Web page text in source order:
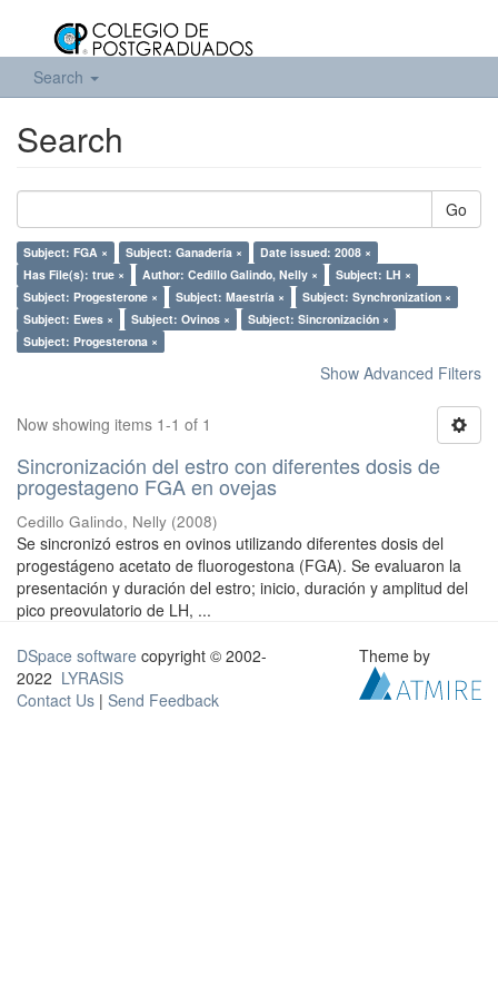
Search
Search
Go
Subject: FGA × Subject: Ganadería ×
Date issued: 2008 ×
Has File(s): true ×
Author: Cedillo Galindo, Nelly ×
Subject: LH ×
Subject: Progesterone ×
Subject: Maestría ×
Subject: Synchronization ×
Subject: Ewes ×
Subject: Ovinos ×
Subject: Sincronización ×
Subject: Progesterona ×
Show Advanced Filters
Now showing items 1-1 of 1
Sincronización del estro con diferentes dosis de
progestageno FGA en ovejas
Cedillo Galindo, Nelly (2008)
Se sincronizó estros en ovinos utilizando diferentes dosis del
progestágeno acetato de fluorogestona (FGA). Se evaluaron la
presentación y duración del estro; inicio, duración y amplitud del
pico preovulatorio de LH, ...
DSpace software copyright © 2002-
2022 LYRASIS
Contact Us | Send Feedback
Theme by